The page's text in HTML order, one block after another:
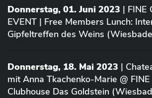
Donnerstag, 01. Juni 2023 | FINE
EVENT | Free Members Lunch:
Gipfeltreffen des Weins
Donnerstag, 18. Mai 2023 |
mit Anna Tkachenko-Marie @
Clubhouse Das Goldstein